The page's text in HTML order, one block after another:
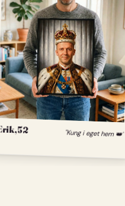
52 "Kung i eget hem 👑"